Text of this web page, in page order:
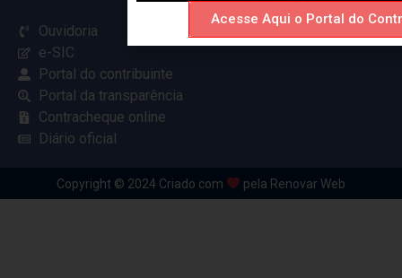
Ouvidoria
e-SIC
Portal do contribuinte
Portal da transparência
Contracheque online
Diário oficial
Copyright © 2024 Criado com pela Renovar Web
Acesse Aqui o Portal do